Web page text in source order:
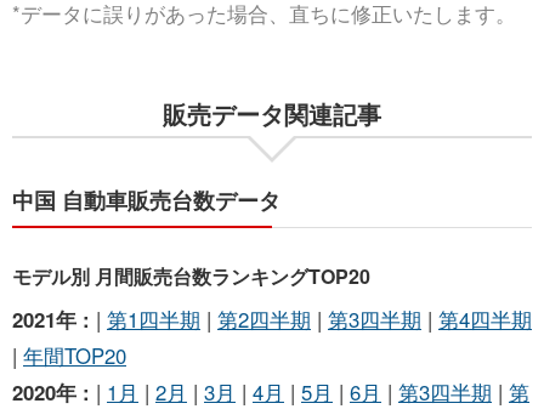
*データに誤りがあった場合、直ちに修正いたします。
販売データ関連記事
中国 自動車販売台数データ
モデル別 月間販売台数ランキングTOP20
2021年 : | 第1四半期 | 第2四半期 | 第3四半期 | 第4四半期
| 年間TOP20
2020年 : | 1月 | 2月 | 3月 | 4月 | 5月 | 6月 | 第3四半期 | 第